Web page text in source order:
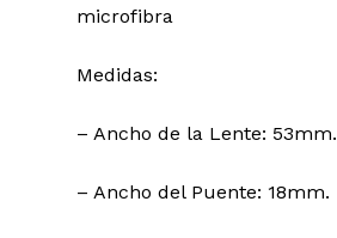
microfibra
Medidas:
– Ancho de la Lente: 53mm.
– Ancho del Puente: 18mm.